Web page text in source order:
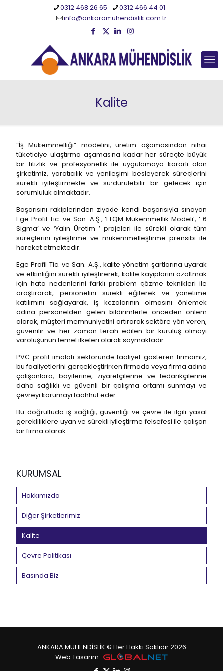
0312 468 26 65
0312 466 44 01
info@ankaramuhendislik.com.tr
Kalite
“İş Mükemmelliği” modelini, üretim aşamasından nihai
tüketiciye ulaştırma aşamasına kadar her süreçte büyük
bir titizlik ve profesyonellik ile uygulamaya kararlı olan
şirketimiz, yaratıcılık ve yenileşimi besleyerek süreçlerini
sürekli iyileştirmekte ve sürdürülebilir bir gelecek için
sorumluluk almaktadır.
Başarısını rakiplerinden ziyade kendi başarısıyla sınayan
Ege Profil Tic. ve San. A.Ş., ‘EFQM Mükemmellik Modeli’, ‘ 6
Sigma’ ve ‘Yalın Üretim ’ projeleri ile sürekli olarak tüm
süreçlerini iyileştirme ve mükemmelleştirme prensibi ile
hareket etmektedir.
Ege Profil Tic. ve San. A.Ş., kalite yönetim şartlarına uyarak
ve etkinliğini sürekli iyileştirerek, kalite kayıplarını azaltmak
için hata nedenlerini farklı problem çözme teknikleri ile
araştırarak, personelini sürekli eğiterek ve yönetime
katılımını sağlayarak, iş kazalarının olmasını önlemek
adına personelden gelen bildirimlerle önceden önlem
alarak, müşteri memnuniyetini artırarak sektöre yön veren,
güvenilir ve her zaman tercih edilen bir kuruluş olmayı
varoluşunun temel ilkeleri olarak saymaktadır.
PVC profil imalatı sektöründe faaliyet gösteren firmamız,
bu faaliyetlerini gerçekleştirirken firmada veya firma adına
çalışanlara, bayilerine, ziyaretçilerine ve tedarikçilerine
daha sağlıklı ve güvenli bir çalışma ortamı sunmayı ve
çevreyi korumayı taahhüt eder.
Bu doğrultuda iş sağlığı, güvenliği ve çevre ile ilgili yasal
gerekliliklere uyan ve sürekli iyileştirme felsefesi ile çalışan
bir firma olarak
KURUMSAL
Hakkımızda
Diğer Şirketlerimiz
Kalite
Çevre Politikası
Basında Biz
ANKARA MÜHENDİSLİK © Her Hakkı Saklıdır 2026
Web Tasarım :